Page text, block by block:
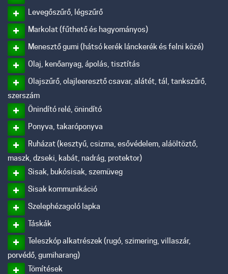
Levegőszűrő, légszűrő
Markolat (fűthető és hagyományos)
Menesztő gumi (hátsó kerék lánckerék és felni közé)
Olaj, kenőanyag, ápolás, tisztítás
Olajszűrő, olajleeresztő csavar, alátét, tál, tankszűrő,
szerszám
Önindító relé, önindító
Ponyva, takaróponyva
Ruházat (kesztyű, csizma, esővédelem, aláöltöztő,
maszk, dzseki, kabát, nadrág, protektor)
Sisak, bukósisak, szemüveg
Sisak kommunikáció
Szelephézagoló lapka
Táskák
Teleszkóp alkatrészek (rugó, szimering, villaszár,
porvédő, gumiharang)
Tömítések